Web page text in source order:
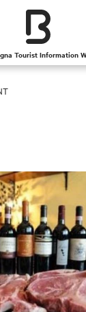
Tourist Information